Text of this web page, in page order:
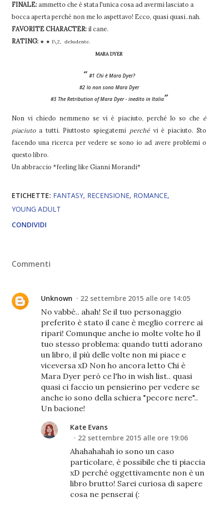
FINALE:ammetto che è stata l'unica cosa ad avermi lasciato a
bocca aperta perché non me lo aspettavo! Ecco, quasi quasi..nah.
FAVORITE CHARACTER: il cane.
RATING: ★ ★ 1\2, deludente.
MARA DYER
#1 Chi è Mara Dyer?
#2 Io non sono Mara Dyer
#3 The Retribution of Mara Dyer - inedito in Italia
Non vi chiedo nemmeno se vi è piaciuto, perché lo so che è
piaciutoa tutti. Piuttosto spiegatemi perché vi è piaciuto. Sto
facendo una ricerca per vedere se sono io ad avere problemi o
questo libro.
Un abbraccio *feeling like Gianni Morandi*
ETICHETTE: FANTASY RECENSIONE ROMANCE
YOUNG ADULT
CONDIVIDI
Commenti
Unknown 22 settembre 2015 alle ore 14:05
No vabbè.. ahah! Se il tuo personaggio
preferito è stato il cane è meglio correre ai
ripari! Comunque anche io molte volte ho il
tuo stesso problema: quando tutti adorano
un libro, il più delle volte non mi piace e
viceversa xD Non ho ancora letto Chi è
Mara Dyer però ce l'ho in wish list.. quasi
quasi ci faccio un pensierino per vedere se
anche io sono della schiera "pecore nere"..
Un bacione!
Kate Evans
22 settembre 2015 alle ore 19:06
Ahahahahah io sono un caso
particolare, è possibile che ti piaccia
xD perché oggettivamente non è un
libro brutto! Sarei curiosa di sapere
cosa ne penserai (: